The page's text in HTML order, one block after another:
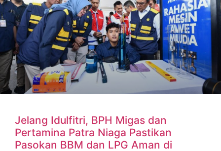
Jelang Idulfitri, BPH Migas dan
Pertamina Patra Niaga Pastikan
Pasokan BBM dan LPG Aman di